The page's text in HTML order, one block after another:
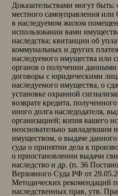
Доказательствами могут
местного самоуправления
в наследуемом жилом
использовании вами
наследства; квитанции об
коммунальных и других
наследуемого имущества или
органов о получении данными
договоры с юридическими
наследуемого имущества, о
установке охранной
возврате кредита,
иного долга наследодателя,
организацией; копия вашего
неосновательно завладевшим
имуществом, о выдаче
суда о принятии дела к
о приостановлении выдачи
наследство и др. (п. 36
Верховного Суда РФ от
Методических рекомендаций
наследственных прав, утв.